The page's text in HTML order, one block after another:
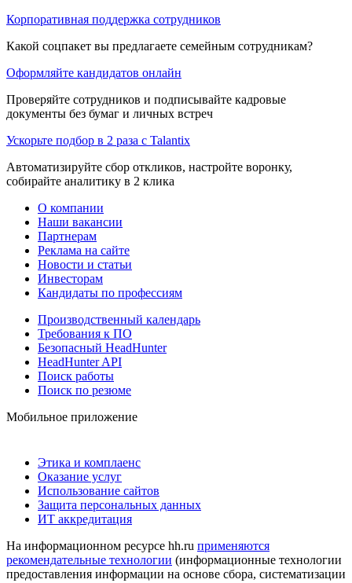
Корпоративная поддержка сотрудников
Какой соцпакет вы предлагаете семейным сотрудникам?
Оформляйте кандидатов онлайн
Проверяйте сотрудников и подписывайте кадровые
документы без бумаг и личных встреч
Ускорьте подбор в 2 раза с Talantix
Автоматизируйте сбор откликов, настройте воронку,
собирайте аналитику в 2 клика
О компании
Наши вакансии
Партнерам
Реклама на сайте
Новости и статьи
Инвесторам
Кандидаты по профессиям
Производственный календарь
Требования к ПО
Безопасный HeadHunter
HeadHunter API
Поиск работы
Поиск по резюме
Мобильное приложение
Этика и комплаенс
Оказание услуг
Использование сайтов
Защита персональных данных
ИТ аккредитация
На информационном ресурсе hh.ru применяются
рекомендательные технологии (информационные технологии
предоставления информации на основе сбора, систематизации